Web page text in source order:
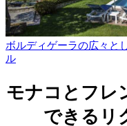
ボルディゲーラの広々と
ル
モナコとフレ
できるリ